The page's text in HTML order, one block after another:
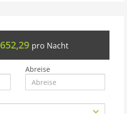
652,29 pro Nacht
Abreise